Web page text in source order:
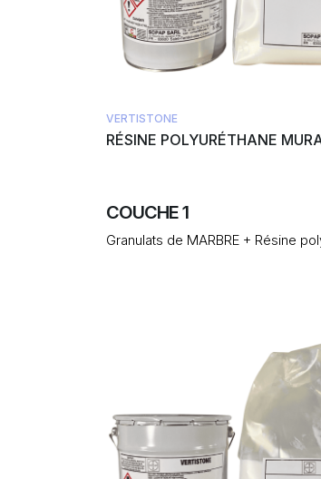
VERTISTONE
RÉSINE POLYURÉTHANE
COUCHE 1
Granulats de MARBRE + Résine